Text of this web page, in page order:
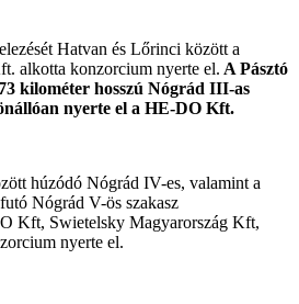
Hatvan és Lőrinci között a
alkotta konzorcium nyerte el. A Pásztó
kilométer hosszú Nógrád III-as
nyerte el a HE-DO Kft.
húzódó Nógrád IV-es, valamint a
Nógrád V-ös szakasz
Kft, Swietelsky Magyarország Kft,
nyerte el.